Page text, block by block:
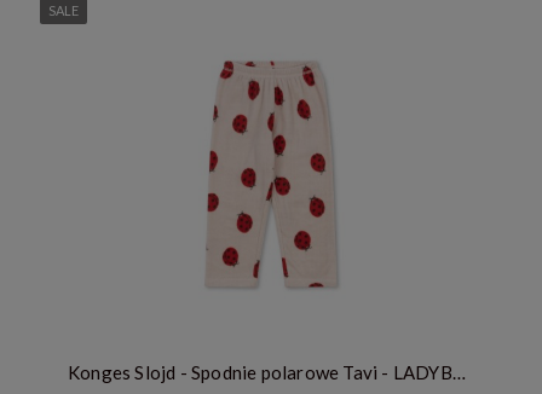
Konges Slojd - Spodnie polarowe Tavi - LADYBUG
SALE